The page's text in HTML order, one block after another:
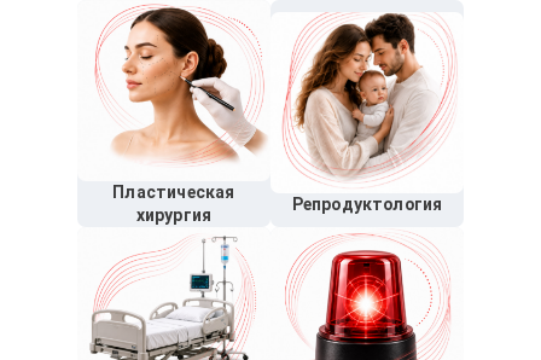
Пластическая
хирургия
Репродуктология